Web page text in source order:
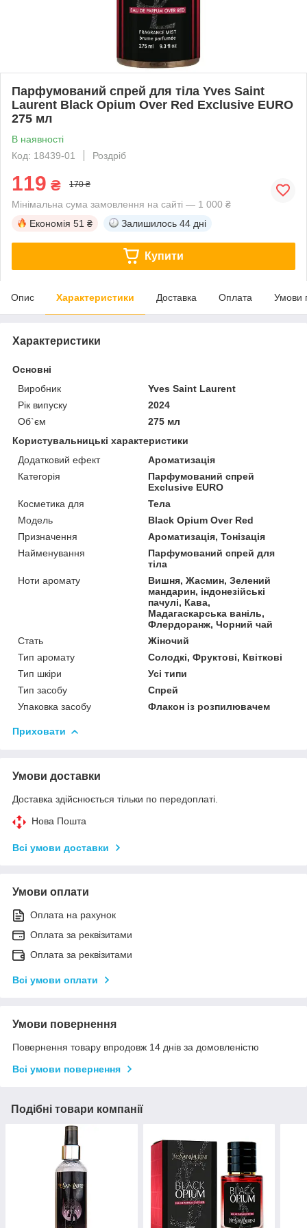
Парфумований спрей для тіла Yves Saint
Laurent Black Opium Over Red Exclusive EURO
275 мл
В наявності
Код: 18439-01
Роздріб
119 ₴ 170 ₴
Мінімальна сума замовлення на сайті — 1 000 ₴
Економія 51 ₴ Залишилось 44 дні
Купити
Опис Характеристики Доставка Оплата Умови
Характеристики
Основні
Виробник
Yves Saint Laurent
Рік випуску
2024
Об`єм
275 мл
Користувальницькі характеристики
Додатковий ефект
Ароматизація
Категорія
Парфумований спрей
Exclusive EURO
Косметика для
Тела
Мoдель
Black Opium Over Red
Призначення
Ароматизація, Тонізація
Найменування
Парфумований спрей для
тіла
Ноти аромату
Вишня, Жасмин, Зелений
мандарин, індонезійські
пачулі, Кава,
Мадагаскарська ваніль,
Флердоранж, Чорний чай
Стать
Жіночий
Тип аромату
Солодкі, Фруктові, Квіткові
Тип шкіри
Усі типи
Тип засобу
Спрей
Упаковка засобу
Флакон із розпилювачем
Приховати
Умови доставки
Доставка здійснюється тільки по передоплаті.
Нова Пошта
Всі умови доставки
Умови оплати
Оплата на рахунок
Оплата за реквізитами
Оплата за реквізитами
Всі умови оплати
Умови повернення
Повернення товару впродовж 14 днів за домовленістю
Всі умови повернення
Подібні товари компанії